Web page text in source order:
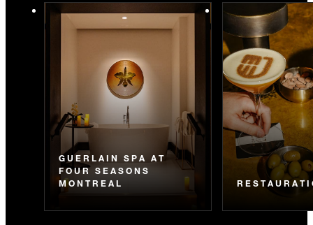
GUERLAIN SPA AT
FOUR SEASONS
MONTREAL